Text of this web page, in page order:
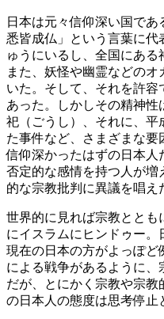
日本は元々信仰深い国で
悉皆成仏」という言葉に代
ゅうにいるし、全国にある
また、妖怪や幽霊などの
いた。そして、それを許
あった。しかしその精神
祀（ごうし）、それに、平
た事件など、さまざまな要
信仰深かったはずの日本人
否定的な感情を持つ人が増
的な宗教批判に異議を唱え
世界的に見れば宗教ととも
にイスラムにヒンドゥー。
現在の日本の方がよっぽど
による戦争があるように、
だが、とにかく宗教や宗
の日本人の態度は思考停止